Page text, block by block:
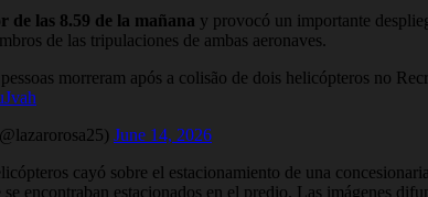
de las 8.59 de la mañana y provocó un importante
de las tripulaciones de ambas aeronaves.
morreram após a colisão de dois helicópteros no
June 14, 2026
cayó sobre el estacionamiento de una
se encontraban estacionados en el predio. Las imágenes